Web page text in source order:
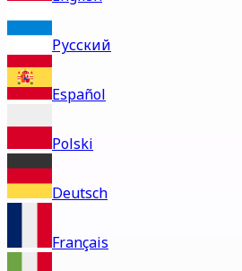
Русский
Español
Polski
Deutsch
Français